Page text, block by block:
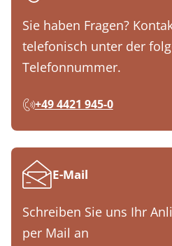
Sie haben Fragen?
telefonisch unter der
Telefonnummer.
+49 4421 945-0
E-Mail
Schreiben Sie uns Ihr
per Mail an